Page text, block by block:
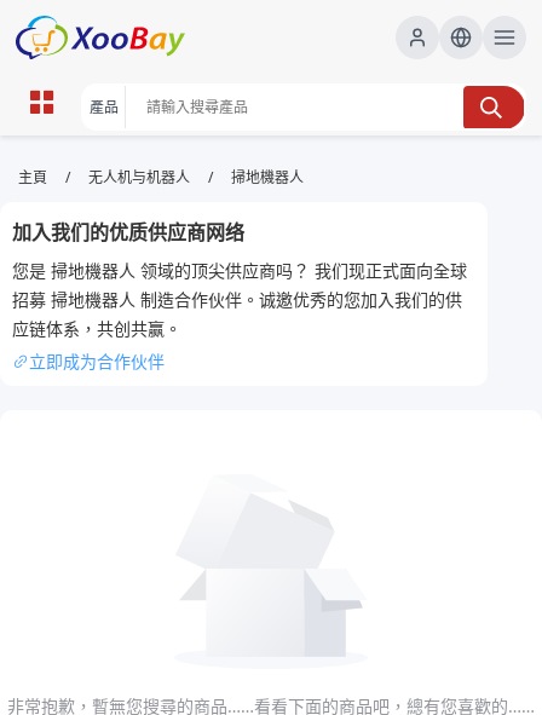
掃地機器人 | XOOBAY B2B/B2C
Marketplace
掃地機器人,自動清潔,家居自動化,智慧家居,吸塵機器人,
wholesale 掃地機器人, XOOBAY
全面介紹掃地機器人功能與選購要點實作建議
主頁 / 无人机与机器人 / 掃地機器人
加入我们的优质供应商网络
您是 掃地機器人 领域的顶尖供应商吗？ 我们现正式面向全球
招募 掃地機器人 制造合作伙伴。诚邀优秀的您加入我们的供
应链体系，共创共赢。
立即成为合作伙伴
非常抱歉，暫無您搜尋的商品……看看下面的商品吧，總有您喜歡的……